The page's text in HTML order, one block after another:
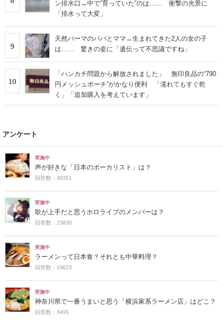
ン排水口→中で“育っていた”のは…… 衝撃の光景に
「排水って大変」
9
天然パーマのパパとママ→生まれてきた2人の女の子
は…… 驚きの姿に「遺伝って不思議ですね」
10
「ハンカチ問題から解放されました」 無印良品の“790
円メッシュポーチ”がかなり便利 「濡れてもすぐ乾
く」「追加購入を考えています」
アンケート
実施中
声が好きな「日本のボーカリスト」は？
回答数：49351
実施中
歌が上手だと思うホロライブのメンバーは？
回答数：23830
実施中
ラーメンって日本食？それとも中華料理？
回答数：19623
実施中
神奈川県で一番うまいと思う「横浜家系ラーメン店」はどこ？
回答数：8495